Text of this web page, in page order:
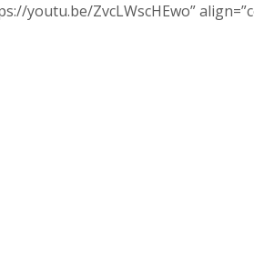
youtu.be/ZvcLWscHEwo”